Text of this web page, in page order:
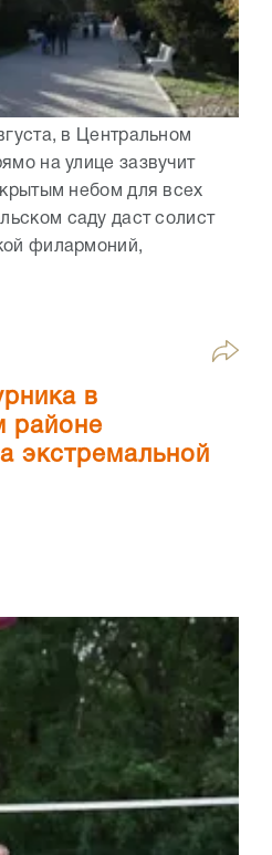
в Центральном
на улице зазвучит
небом для всех
саду даст солист
филармоний,
в
районе
экстремальной